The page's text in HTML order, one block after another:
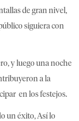
de gran nivel,
siguiera con
y luego una noche
a la
en los festejos.
un éxito, Así lo